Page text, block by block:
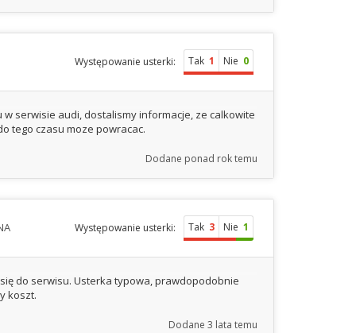
Występowanie usterki: Tak 1 Nie 0
w serwisie audi, dostalismy informacje, ze calkowite
tego czasu moze powracac.
Dodane ponad rok temu
Występowanie usterki: Tak 3 Nie 1
do serwisu. Usterka typowa, prawdopodobnie
koszt.
Dodane 3 lata temu